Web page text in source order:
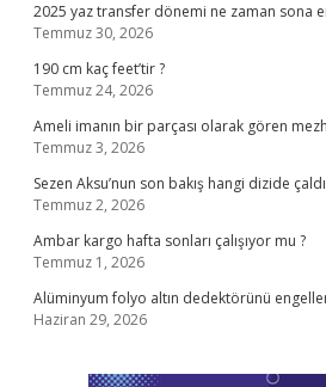
2025 yaz transfer dönemi ne zaman sona
Temmuz 30, 2026
190 cm kaç feet’tir ?
Temmuz 24, 2026
Ameli imanın bir parçası olarak gören
Temmuz 3, 2026
Sezen Aksu’nun son bakış hangi dizide
Temmuz 2, 2026
Ambar kargo hafta sonları çalışıyor mu ?
Temmuz 1, 2026
Alüminyum folyo altın dedektörünü
Haziran 29, 2026